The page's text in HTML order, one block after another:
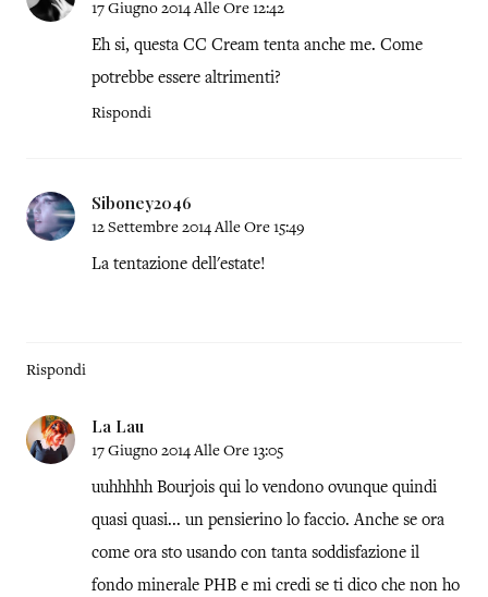
17 Giugno 2014 Alle Ore 12:42
Eh si, questa CC Cream tenta anche me. Come
potrebbe essere altrimenti?
Rispondi
Siboney2046
12 Settembre 2014 Alle Ore 15:49
La tentazione dell'estate!
Rispondi
La Lau
17 Giugno 2014 Alle Ore 13:05
uuhhhhh Bourjois qui lo vendono ovunque quindi
quasi quasi... un pensierino lo faccio. Anche se ora
come ora sto usando con tanta soddisfazione il
fondo minerale PHB e mi credi se ti dico che non ho